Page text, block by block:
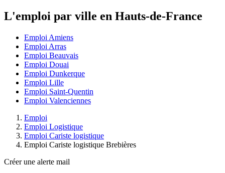
L'emploi par ville en Hauts-de-France
Emploi Amiens
Emploi Arras
Emploi Beauvais
Emploi Douai
Emploi Dunkerque
Emploi Lille
Emploi Saint-Quentin
Emploi Valenciennes
Emploi
Emploi Logistique
Emploi Cariste logistique
Emploi Cariste logistique Brebières
Créer une alerte mail